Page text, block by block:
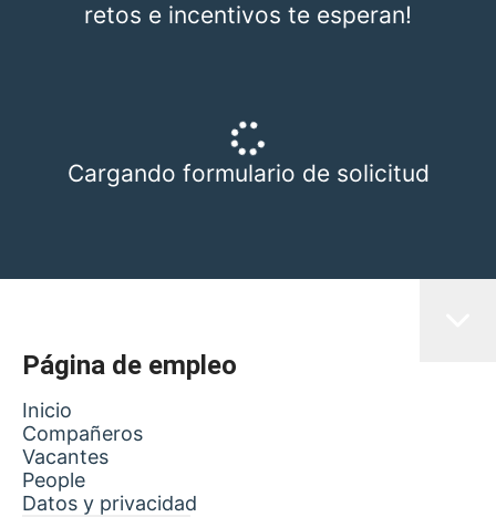
retos e incentivos te esperan!
Cargando formulario de solicitud
Página de empleo
Inicio
Compañeros
Vacantes
People
Datos y privacidad